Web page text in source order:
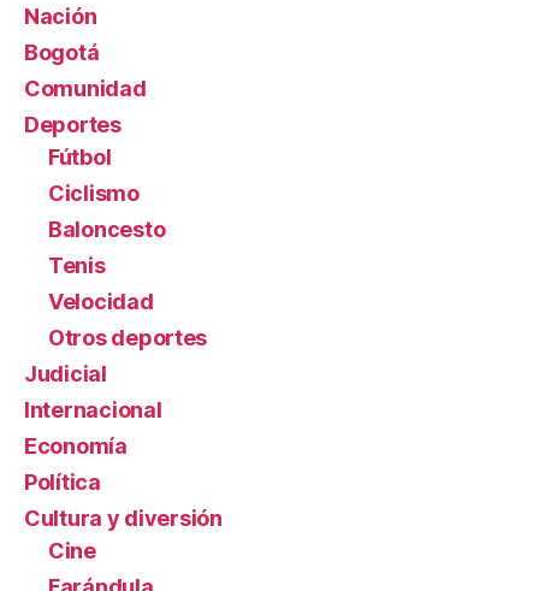
Nación
Bogotá
Comunidad
Deportes
Fútbol
Ciclismo
Baloncesto
Tenis
Velocidad
Otros deportes
Judicial
Internacional
Economía
Política
Cultura y diversión
Cine